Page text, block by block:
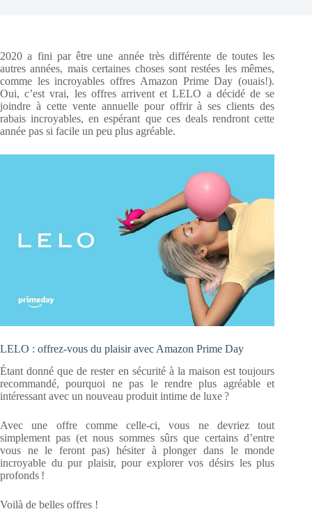
2020 a fini par être une année très différente de toutes les
autres années, mais certaines choses sont restées les mêmes,
comme les incroyables offres Amazon Prime Day (ouais!).
Oui, c’est vrai, les offres arrivent et LELO a décidé de se
joindre à cette vente annuelle pour offrir à ses clients des
rabais incroyables, en espérant que ces deals rendront cette
année pas si facile un peu plus agréable.
LELO : offrez-vous du plaisir avec Amazon Prime Day
Étant donné que de rester en sécurité à la maison est toujours
recommandé, pourquoi ne pas le rendre plus agréable et
intéressant avec un nouveau produit intime de luxe ?
Avec une offre comme celle-ci, vous ne devriez tout
simplement pas (et nous sommes sûrs que certains d’entre
vous ne le feront pas) hésiter à plonger dans le monde
incroyable du pur plaisir, pour explorer vos désirs les plus
profonds !
Voilà de belles offres !